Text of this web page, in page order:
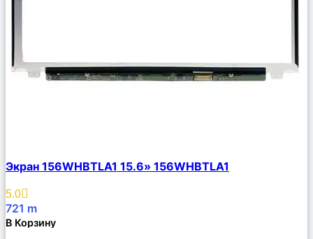
Описание
Избранное
Экран 156WHBTLA1 15.6» 156WHBTLA1
5.0
721 m
В Корзину